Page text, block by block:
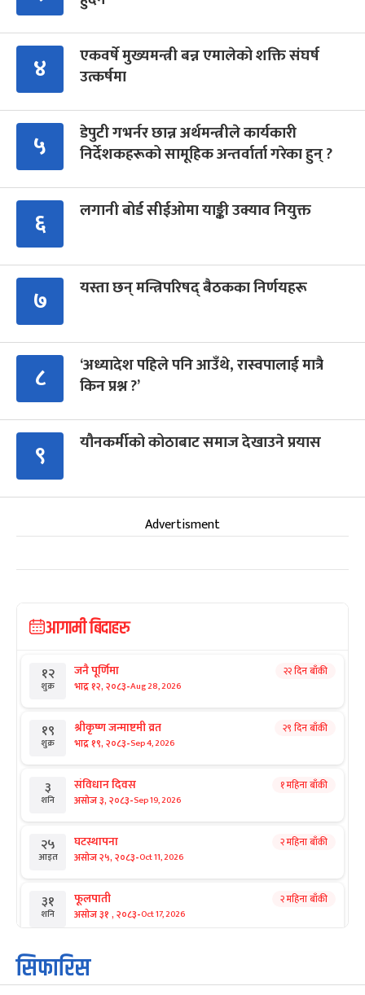
४
एकवर्षे मुख्यमन्त्री बन्न एमालेको शक्ति संघर्ष
उत्कर्षमा
५
डेपुटी गभर्नर छान्न अर्थमन्त्रीले कार्यकारी
निर्देशकहरूको सामूहिक अन्तर्वार्ता गरेका हुन् ?
६ लगानी बोर्ड सीईओमा याङ्की उक्याव नियुक्त
७ यस्ता छन् मन्त्रिपरिषद् बैठकका निर्णयहरू
८
‘अध्यादेश पहिले पनि आउँथे, रास्वपालाई मात्रै
किन प्रश्न ?’
९ यौनकर्मीको कोठाबाट समाज देखाउने प्रयास
Advertisment
आगामी बिदाहरु
१२
शुक्र
जनै पूर्णिमा
भाद्र १२, २०८३-Aug 28, 2026
२२ दिन बाँकी
१९
शुक्र
श्रीकृष्ण जन्माष्टमी व्रत
भाद्र १९, २०८३-Sep 4, 2026
२९ दिन बाँकी
३
शनि
संविधान दिवस
असोज ३, २०८३-Sep 19, 2026
१ महिना बाँकी
२५
आइत
घटस्थापना
असोज २५, २०८३-Oct 11, 2026
२ महिना बाँकी
३१
शनि
फूलपाती
असोज ३१ , २०८३-Oct 17, 2026
२ महिना बाँकी
१
आइत
कार्तिक सङ्क्रान्ति
कार्तिक १, २०८३
सिफारिस